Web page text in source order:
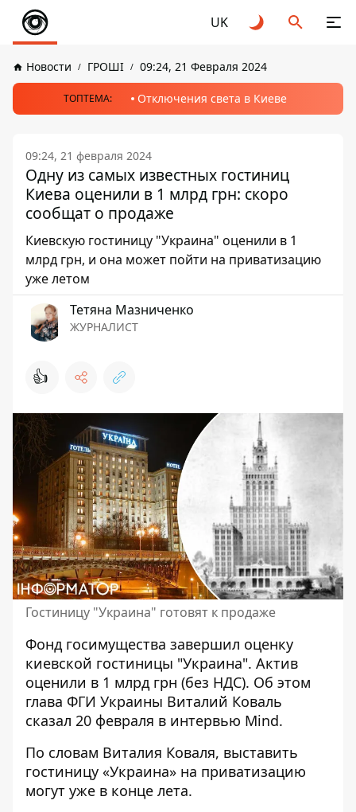
UK
Новости ГРОШІ 09:24, 21 Февраля 2024
ТОПТЕМА: Отключения света в Киеве
09:24, 21 февраля 2024
Одну из самых известных гостиниц
Киева оценили в 1 млрд грн: скоро
сообщат о продаже
Киевскую гостиницу "Украина" оценили в 1
млрд грн, и она может пойти на приватизацию
уже летом
Тетяна Мазниченко
ЖУРНАЛИСТ
👍
Гостиницу "Украина" готовят к продаже
Фонд госимущества завершил оценку
киевской гостиницы "Украина". Актив
оценили в 1 млрд грн (без НДС). Об этом
глава ФГИ Украины Виталий Коваль
сказал 20 февраля в интервью Mind.
По словам Виталия Коваля, выставить
гостиницу «Украина» на приватизацию
могут уже в конце лета.